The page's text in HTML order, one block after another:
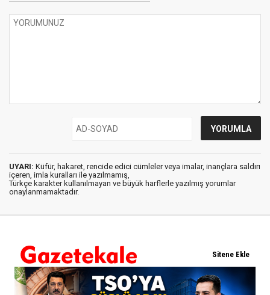
UYARI: Küfür, hakaret, rencide edici cümleler veya imalar, inançlara saldırı
içeren, imla kuralları ile yazılmamış,
Türkçe karakter kullanılmayan ve büyük harflerle yazılmış yorumlar
onaylanmamaktadır.